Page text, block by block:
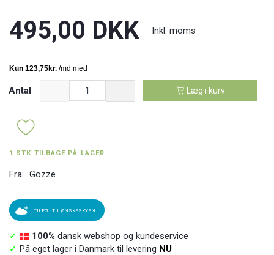
495,00 DKK Inkl. moms
Antal Læg i kurv
1 STK TILBAGE PÅ LAGER
Fra: Gözze
TILFØJ TIL ØNSKESKYEN
✓ 100% dansk webshop og kundeservice
✓ På eget lager i Danmark til levering NU